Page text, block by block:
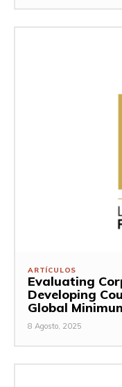
ARTÍCULOS
Evaluating
Developing
Global
8 Agosto, 2025